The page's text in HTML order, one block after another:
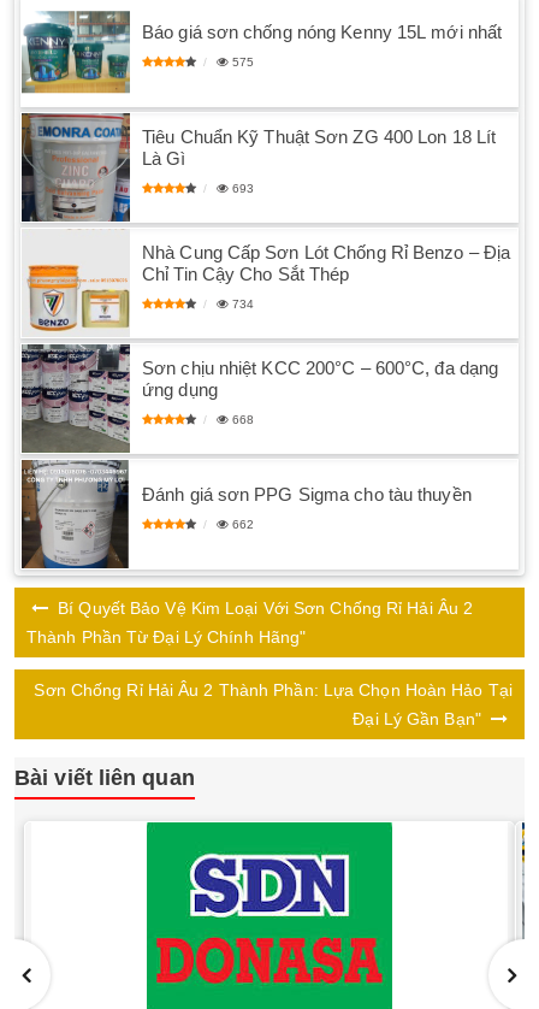
Báo giá sơn chống nóng Kenny 15L mới nhất
575
Tiêu Chuẩn Kỹ Thuật Sơn ZG 400 Lon 18 Lít
Là Gì
693
Nhà Cung Cấp Sơn Lót Chống Rỉ Benzo – Địa
Chỉ Tin Cậy Cho Sắt Thép
734
Sơn chịu nhiệt KCC 200°C – 600°C, đa dạng
ứng dụng
668
Đánh giá sơn PPG Sigma cho tàu thuyền
662
Bí Quyết Bảo Vệ Kim Loại Với Sơn Chống Rỉ Hải Âu 2
Thành Phần Từ Đại Lý Chính Hãng"
Sơn Chống Rỉ Hải Âu 2 Thành Phần: Lựa Chọn Hoàn Hảo Tại
Đại Lý Gần Bạn"
Bài viết liên quan